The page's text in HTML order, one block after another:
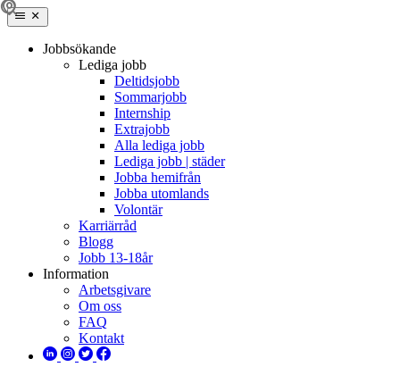
Jobbsökande
Lediga jobb
Deltidsjobb
Sommarjobb
Internship
Extrajobb
Alla lediga jobb
Lediga jobb | städer
Jobba hemifrån
Jobba utomlands
Volontär
Karriärråd
Blogg
Jobb 13-18år
Information
Arbetsgivare
Om oss
FAQ
Kontakt